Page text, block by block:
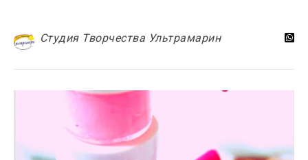
Студия Творчества Ультрамарин